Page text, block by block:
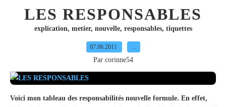
LES RESPONSABLES
explication, metier, nouvelle, responsables, tiquettes
07.06.2011 …
Par corinne54
Voici mon tableau des responsabilités nouvelle formule. En effet,